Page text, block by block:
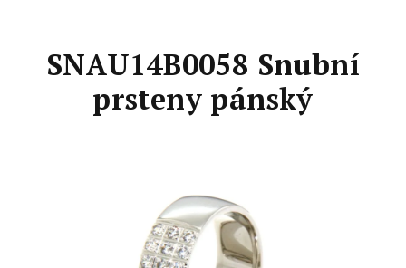
SNAU14B0058 Snubní
prsteny pánský